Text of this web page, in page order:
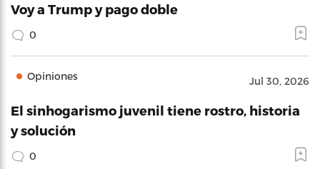
Voy a Trump y pago doble
0
Opiniones Jul 30, 2026
El sinhogarismo juvenil tiene rostro, historia
y solución
0